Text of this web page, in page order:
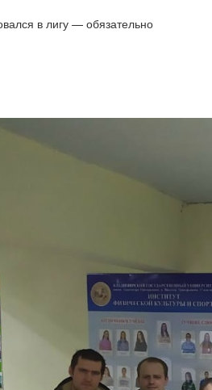
в лигу — обязательно